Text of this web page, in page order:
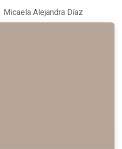
Micaela Alejandra Díaz